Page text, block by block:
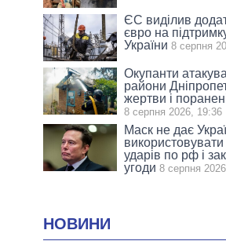
ЄС виділив
євро на
України 8 серпня
Окупанти
райони
жертви і
8 серпня 2026, 19:36
Маск не дає
ударів по рф і
угоди 8 серпня
НОВИНИ